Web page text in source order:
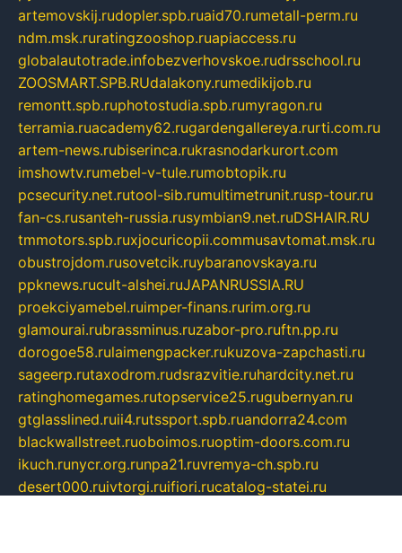
artemovskij.rudopler.spb.ruaid70.rumetall-perm.ru
ndm.msk.ruratingzooshop.ruapiaccess.ru
globalautotrade.infobezverhovskoe.rudrsschool.ru
ZOOSMART.SPB.RUdalakony.rumedikijob.ru
remontt.spb.ruphotostudia.spb.rumyragon.ru
terramia.ruacademy62.rugardengallereya.rurti.com.ru
artem-news.rubiserinca.rukrasnodarkurort.com
imshowtv.rumebel-v-tule.rumobtopik.ru
pcsecurity.net.rutool-sib.rumultimetrunit.rusp-tour.ru
fan-cs.rusanteh-russia.rusymbian9.net.ruDSHAIR.RU
tmmotors.spb.ruxjocuricopii.commusavtomat.msk.ru
obustrojdom.rusovetcik.ruybaranovskaya.ru
ppknews.rucult-alshei.ruJAPANRUSSIA.RU
proekciyamebel.ruimper-finans.rurim.org.ru
glamourai.rubrassminus.ruzabor-pro.ruftn.pp.ru
dorogoe58.rulaimengpacker.rukuzova-zapchasti.ru
sageerp.rutaxodrom.rudsrazvitie.ruhardcity.net.ru
ratinghomegames.rutopservice25.rugubernyan.ru
gtglasslined.ruii4.rutssport.spb.ruandorra24.com
blackwallstreet.ruoboimos.ruoptim-doors.com.ru
ikuch.runycr.org.runpa21.ruvremya-ch.spb.ru
desert000.ruivtorgi.ruifiori.rucatalog-statei.ru